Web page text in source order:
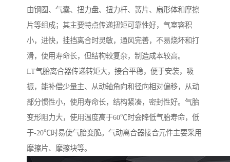
由钢圈、气囊、扭力盘、扭力杆、簧片、扇形体和摩擦
片等组成；其主要特点传递扭矩可靠性好，气室容积
小，进快，挂挡离合时灵敏，通风完善，不易烧坏和打
滑，使用寿命长，但结构较复杂，制造成本较高。
LT气胎离合器传递转矩大，接合平稳，便于安装，吸
振，能补偿少量主、从动轴角向和径向相对偏移，从动
部分惯性小，使用寿命长，结构紧凑，密封性好。气胎
变形阻力大，使用温度高于60℃时会降低气胎寿命，低
于-20℃时易使气胎变脆。气动离合器接合元件主要采用
摩擦片、摩擦块等。